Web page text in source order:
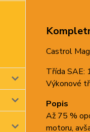
Castrol
Třída SAE:
Výkonové
Popis
Až 75 %
motoru,